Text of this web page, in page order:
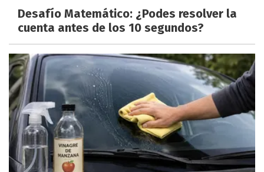
Desafío Matemático: ¿Podes resolver la
cuenta antes de los 10 segundos?